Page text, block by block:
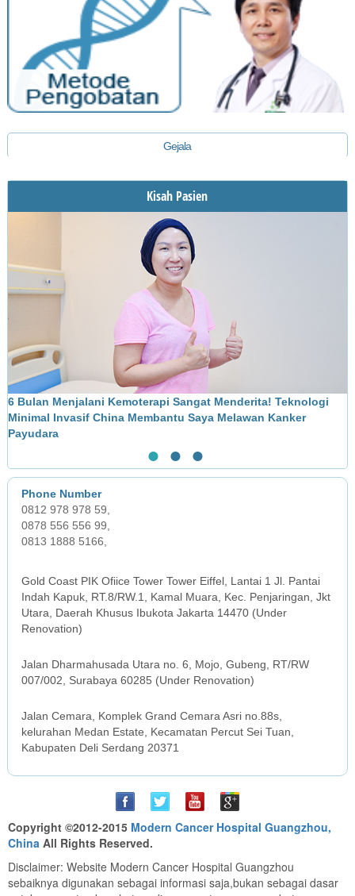
Gejala
Pengobatan
Kisah Pasien
6 Bulan Menjalani Kemoterapi Sangat Menderita! Teknologi
Minimal Invasif China Membantu Saya Melawan Kanker
Payudara
● ● ●
0812 978 978 59,
0878 556 556 99,
0813 1888 5166,
Gold Coast PIK Ofiice Tower Tower Eiffel, Lantai 1 Jl. Pantai
Indah Kapuk, RT.8/RW.1, Kamal Muara, Kec. Penjaringan, Jkt
Utara, Daerah Khusus Ibukota Jakarta 14470 (Under
Renovation)
Jalan Dharmahusada Utara no. 6, Mojo, Gubeng, RT/RW
007/002, Surabaya 60285 (Under Renovation)
Jalan Cemara, Komplek Grand Cemara Asri no.88s,
kelurahan Medan Estate, Kecamatan Percut Sei Tuan,
Kabupaten Deli Serdang 20371
Copyright ©2012-2015 Modern Cancer Hospital Guangzhou,
China All Rights Reserved.
Disclaimer: Website Modern Cancer Hospital Guangzhou
sebaiknya digunakan sebagai informasi saja,bukan sebagai dasar